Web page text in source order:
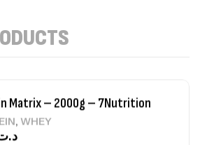
Matrix – 2000g – 7Nutrition
, WHEY